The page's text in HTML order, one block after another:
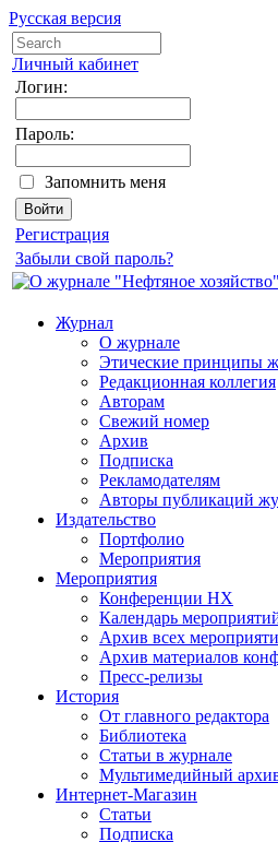
Русская версия
Личный кабинет
Логин:
Пароль:
Запомнить меня
Регистрация
Забыли свой пароль?
Журнал
О журнале
Этические принципы
Редакционная коллегия
Авторам
Свежий номер
Архив
Подписка
Рекламодателям
Авторы публикаций
Издательство
Портфолио
Мероприятия
Мероприятия
Конференции НХ
Календарь
Архив всех
Архив материалов
Пресс-релизы
История
От главного редактора
Библиотека
Статьи в журнале
Мультимедийный
Интернет-Магазин
Статьи
Подписка